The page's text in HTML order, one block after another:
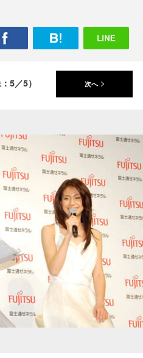
：5／5） 次へ